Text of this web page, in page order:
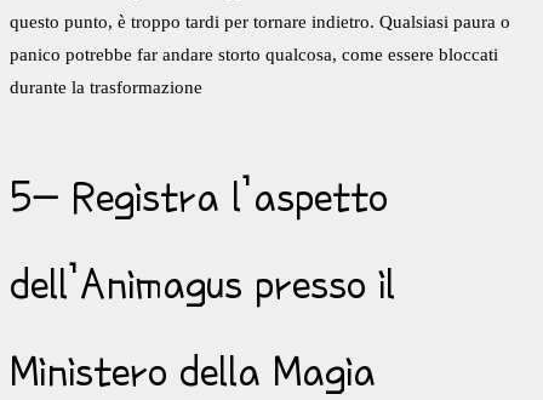
questo punto, è troppo tardi per tornare indietro. Qualsiasi paura o
panico potrebbe far andare storto qualcosa, come essere bloccati
durante la trasformazione
5- Registra l’aspetto
dell’Animagus presso il
Ministero della Magia